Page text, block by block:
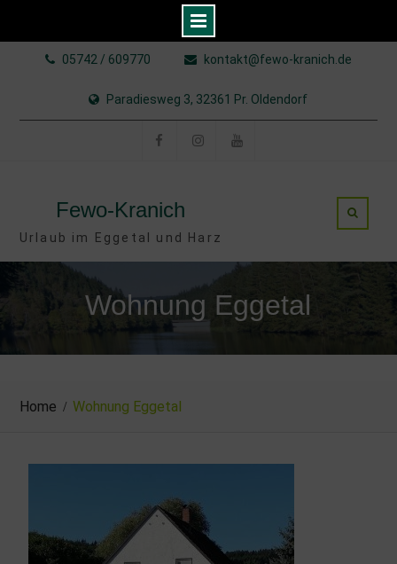
05742 / 609770 kontakt@fewo-kranich.de
Paradiesweg 3, 32361 Pr. Oldendorf
Fewo-Kranich
Urlaub im Eggetal und Harz
Wohnung Eggetal
Home Wohnung Eggetal